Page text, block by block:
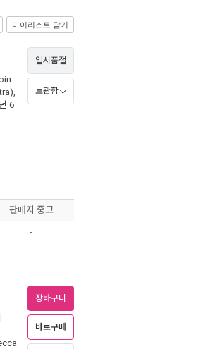
마이리스트 담기
,
6
일시품절
보관함
판매자 중고
-
장바구니
바로구매